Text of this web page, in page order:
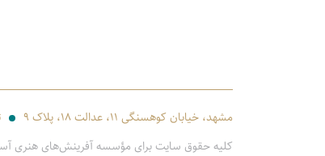
مشهد، خیابان کوهسنگی ۱۱، عدالت ۱۸، پلاک ۹
کلیه حقوق سایت برای مؤسسه آفرینش‌های هنری